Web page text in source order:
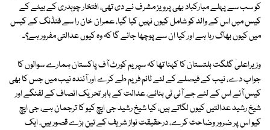
کو سب سے پہلے مبارکباد بھی پرویز مشرف نے دی تھی، افتخار چوہدری کے بیٹے کے
کیس میں اس کے والد کو شامل کیوں نہیں کیا گیا، عمران خان را سے فنڈنگ کے کیس
میں کیوں بھاگ رہا ہے اور کیا ان سے پوچھا جائے گا کہ وہ کیوں عدالتی مفرور ہے؟۔
وزیراعلیٰ گلگت بلتستان کا کہنا تھا کہ سپریم کورٹ آف پاکستان ہمارے سوالوں کا
جواب دے، نیب کے فیصلے کے لئے ٹائم فریم طے کرے اور آئندہ نیب میں جس کا بھی
کیس آئے اس کے لئے جے آئی ٹی بنائے، عدالت کے باہر تحریک انصاف کے لفنگے اور
شیخ رشید عدالتیں کیوں لگاتے ہیں، کیا شیخ رشید جی ایچ کیو کا ترجمان ہے، جی ایچ
کیو اس پر ضرور وضاحت کرے، درحقیقت نواز شریف کے تین بڑے قصور ہیں، ایک